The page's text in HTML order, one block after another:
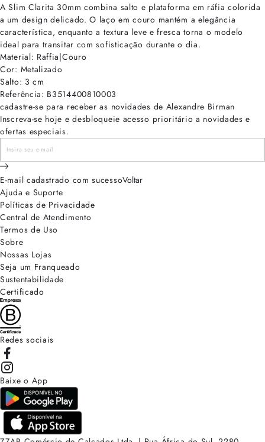
A Slim Clarita 30mm combina salto e plataforma em ráfia colorida
a um design delicado. O laço em couro mantém a elegância
característica, enquanto a textura leve e fresca torna o modelo
ideal para transitar com sofisticação durante o dia.
Material: Raffia|Couro
Cor: Metalizado
Salto: 3 cm
Referência: B3514400810003
cadastre-se para receber as novidades de Alexandre Birman
Inscreva-se hoje e desbloqueie acesso prioritário a novidades e
ofertas especiais.
E-mail cadastrado com sucessoVoltar
Ajuda e Suporte
Políticas de Privacidade
Central de Atendimento
Termos de Uso
Sobre
Nossas Lojas
Seja um Franqueado
Sustentabilidade
Certificado
Redes sociais
Baixe o App